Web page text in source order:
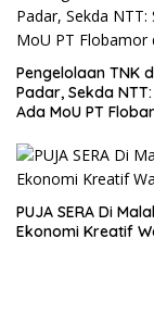
Pengelolaan TNK
Padar, Sekda
Ada MoU PT
PUJA SERA Di
Ekonomi Kreatif